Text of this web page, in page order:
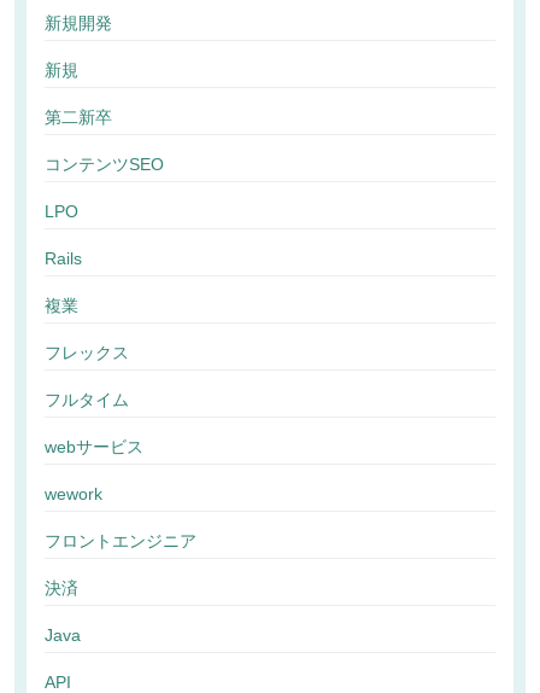
新規開発
新規
第二新卒
コンテンツSEO
LPO
Rails
複業
フレックス
フルタイム
webサービス
wework
フロントエンジニア
決済
Java
API